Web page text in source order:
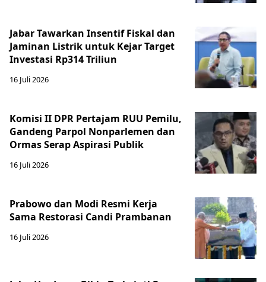
Jabar Tawarkan Insentif Fiskal dan
Jaminan Listrik untuk Kejar Target
Investasi Rp314 Triliun
16 Juli 2026
Komisi II DPR Pertajam RUU Pemilu,
Gandeng Parpol Nonparlemen dan
Ormas Serap Aspirasi Publik
16 Juli 2026
Prabowo dan Modi Resmi Kerja
Sama Restorasi Candi Prambanan
16 Juli 2026